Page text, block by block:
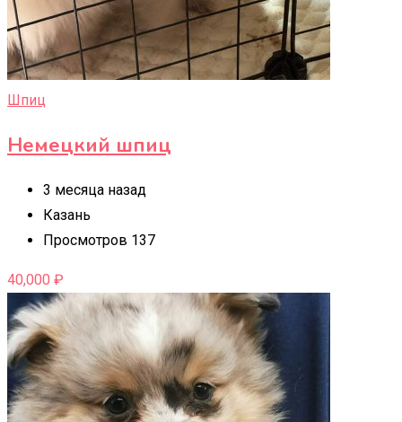
Шпиц
Немецкий шпиц
3 месяца назад
Казань
Просмотров 137
40,000 ₽